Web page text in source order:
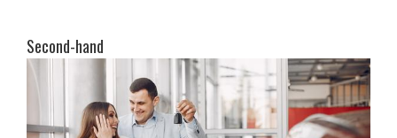
Second-hand